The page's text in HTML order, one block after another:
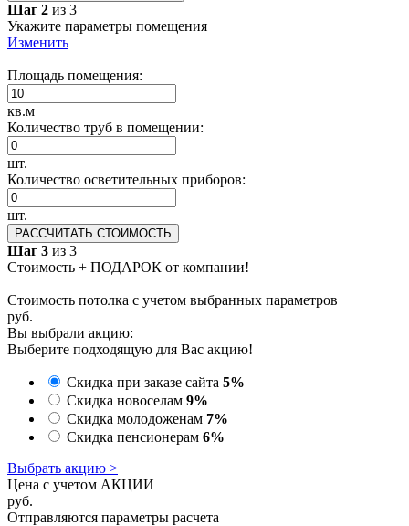
Шаг 2 из 3
Укажите параметры помещения
Изменить
Площадь помещения:
кв.м
Количество труб в помещении:
шт.
Количество осветительных приборов:
шт.
РАССЧИТАТЬ СТОИМОСТЬ
Шаг 3 из 3
Стоимость + ПОДАРОК от компании!
Стоимость потолка с учетом выбранных параметров
руб.
Вы выбрали акцию:
Выберите подходящую для Вас акцию!
Скидка при заказе сайта 5%
Скидка новоселам 9%
Скидка молодоженам 7%
Скидка пенсионерам 6%
Выбрать акцию >
Цена с учетом АКЦИИ
руб.
Отправляются параметры расчета